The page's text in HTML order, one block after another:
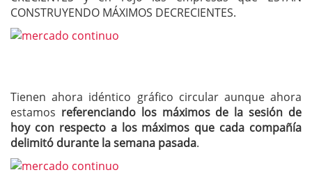
CONSTRUYENDO MÁXIMOS DECRECIENTES.
Tienen ahora idéntico gráfico circular aunque ahora
estamos referenciando los máximos de la sesión de
hoy con respecto a los máximos que cada compañía
delimitó durante la semana pasada.